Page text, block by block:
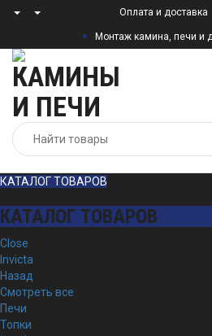
Оплата и доставка
Монтаж камина, печи и
КАТАЛОГ ТОВАРОВ
КАТАЛОГ ТОВАРОВ
Close
Invicta
Назад
Смотреть все
Печи
Топки